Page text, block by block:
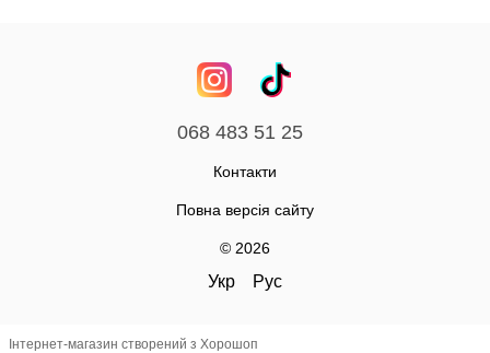
068 483 51 25
Контакти
Повна версія сайту
© 2026
Укр Рус
Інтернет-магазин створений з Хорошоп